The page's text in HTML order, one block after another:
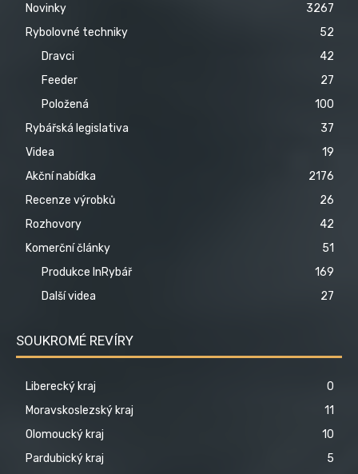
Novinky
3267
Rybolovné techniky
52
Dravci
42
Feeder
27
Položená
100
Rybářská legislativa
37
Videa
19
Akční nabídka
2176
Recenze výrobků
26
Rozhovory
42
Komerční články
51
Produkce InRybář
169
Další videa
27
SOUKROMÉ REVÍRY
Liberecký kraj
0
Moravskoslezský kraj
11
Olomoucký kraj
10
Pardubický kraj
5